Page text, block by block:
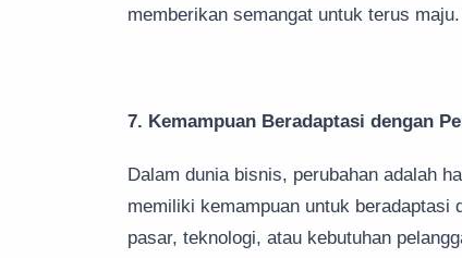
memberikan semangat untuk terus maju.
7. Kemampuan Beradaptasi dengan
Dalam dunia bisnis, perubahan adalah
memiliki kemampuan untuk beradaptasi
pasar, teknologi, atau kebutuhan